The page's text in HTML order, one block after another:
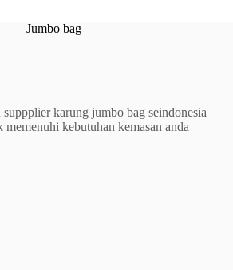
Jumbo bag
karung jumbo bag seindonesia
memenuhi kebutuhan kemasan anda